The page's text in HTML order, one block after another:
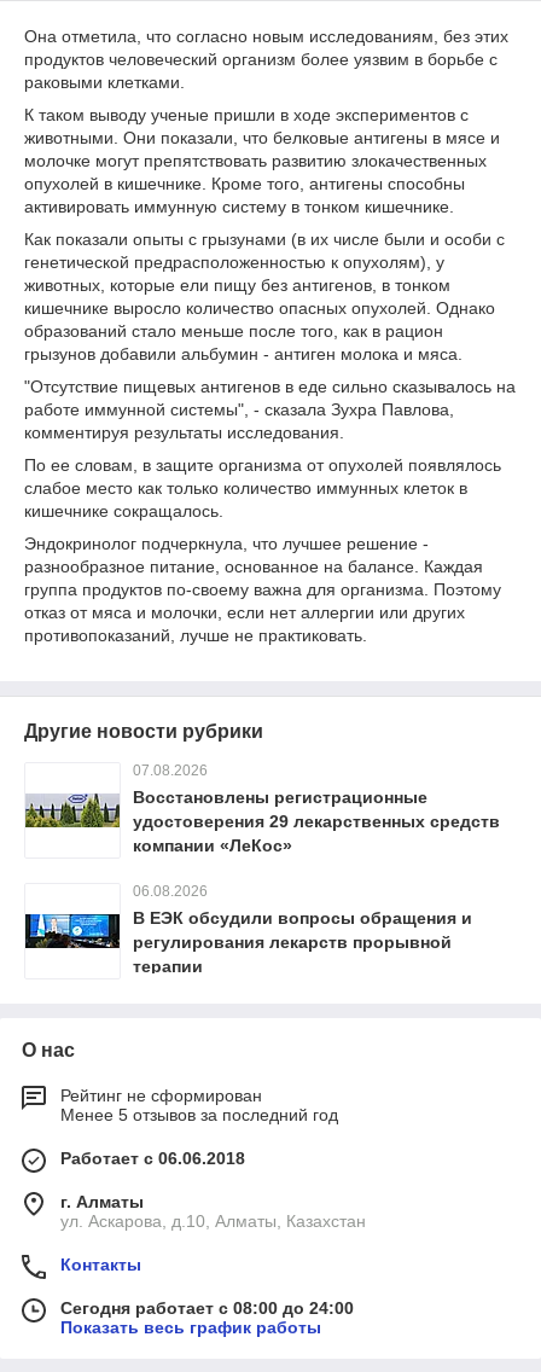
Она отметила, что согласно новым исследованиям, без этих
продуктов человеческий организм более уязвим в борьбе с
раковыми клетками.
К таком выводу ученые пришли в ходе экспериментов с
животными. Они показали, что белковые антигены в мясе и
молочке могут препятствовать развитию злокачественных
опухолей в кишечнике. Кроме того, антигены способны
активировать иммунную систему в тонком кишечнике.
Как показали опыты с грызунами (в их числе были и особи с
генетической предрасположенностью к опухолям), у
животных, которые ели пищу без антигенов, в тонком
кишечнике выросло количество опасных опухолей. Однако
образований стало меньше после того, как в рацион
грызунов добавили альбумин - антиген молока и мяса.
"Отсутствие пищевых антигенов в еде сильно сказывалось на
работе иммунной системы", - сказала Зухра Павлова,
комментируя результаты исследования.
По ее словам, в защите организма от опухолей появлялось
слабое место как только количество иммунных клеток в
кишечнике сокращалось.
Эндокринолог подчеркнула, что лучшее решение -
разнообразное питание, основанное на балансе. Каждая
группа продуктов по-своему важна для организма. Поэтому
отказ от мяса и молочки, если нет аллергии или других
противопоказаний, лучше не практиковать.
Другие новости рубрики
07.08.2026
Восстановлены регистрационные
удостоверения 29 лекарственных средств
компании «ЛеКос»
06.08.2026
В ЕЭК обсудили вопросы обращения и
регулирования лекарств прорывной
терапии
О нас
Рейтинг не сформирован
Менее 5 отзывов за последний год
Работает с 06.06.2018
г. Алматы
ул. Аскарова, д.10, Алматы, Казахстан
Контакты
Сегодня работает с 08:00 до 24:00
Показать весь график работы